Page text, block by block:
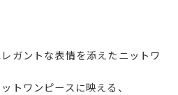
ガントな表情を添えたニットワ
トワンピースに映える、